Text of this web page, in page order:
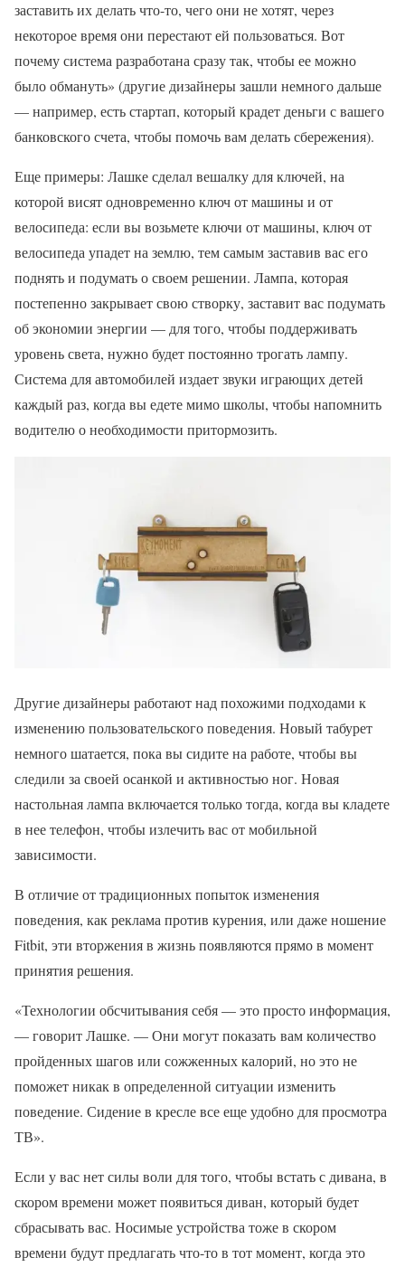
заставить их делать что-то, чего они не хотят, через
некоторое время они перестают ей пользоваться. Вот
почему система разработана сразу так, чтобы ее можно
было обмануть» (другие дизайнеры зашли немного дальше
— например, есть стартап, который крадет деньги с вашего
банковского счета, чтобы помочь вам делать сбережения).
Еще примеры: Лашке сделал вешалку для ключей, на
которой висят одновременно ключ от машины и от
велосипеда: если вы возьмете ключи от машины, ключ от
велосипеда упадет на землю, тем самым заставив вас его
поднять и подумать о своем решении. Лампа, которая
постепенно закрывает свою створку, заставит вас подумать
об экономии энергии — для того, чтобы поддерживать
уровень света, нужно будет постоянно трогать лампу.
Система для автомобилей издает звуки играющих детей
каждый раз, когда вы едете мимо школы, чтобы напомнить
водителю о необходимости притормозить.
Другие дизайнеры работают над похожими подходами к
изменению пользовательского поведения. Новый табурет
немного шатается, пока вы сидите на работе, чтобы вы
следили за своей осанкой и активностью ног. Новая
настольная лампа включается только тогда, когда вы кладете
в нее телефон, чтобы излечить вас от мобильной
зависимости.
В отличие от традиционных попыток изменения
поведения, как реклама против курения, или даже ношение
Fitbit, эти вторжения в жизнь появляются прямо в момент
принятия решения.
«Технологии обсчитывания себя — это просто информация,
— говорит Лашке. — Они могут показать вам количество
пройденных шагов или сожженных калорий, но это не
поможет никак в определенной ситуации изменить
поведение. Сидение в кресле все еще удобно для просмотра
ТВ».
Если у вас нет силы воли для того, чтобы встать с дивана, в
скором времени может появиться диван, который будет
сбрасывать вас. Носимые устройства тоже в скором
времени будут предлагать что-то в тот момент, когда это